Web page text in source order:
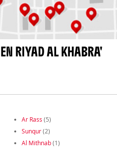
RIYAD AL KHABRA'
Ar Rass (5)
Sunqur(2)
Al Mithnab(1)